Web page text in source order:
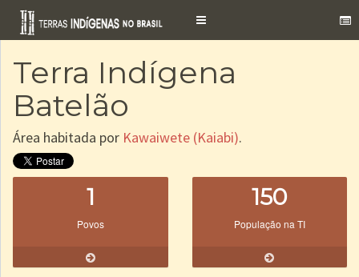
Toggle
Terra Indígena
Batelão
Área habitada por Kawaiwete (Kaiabi).
1
Povos
150
População na TI